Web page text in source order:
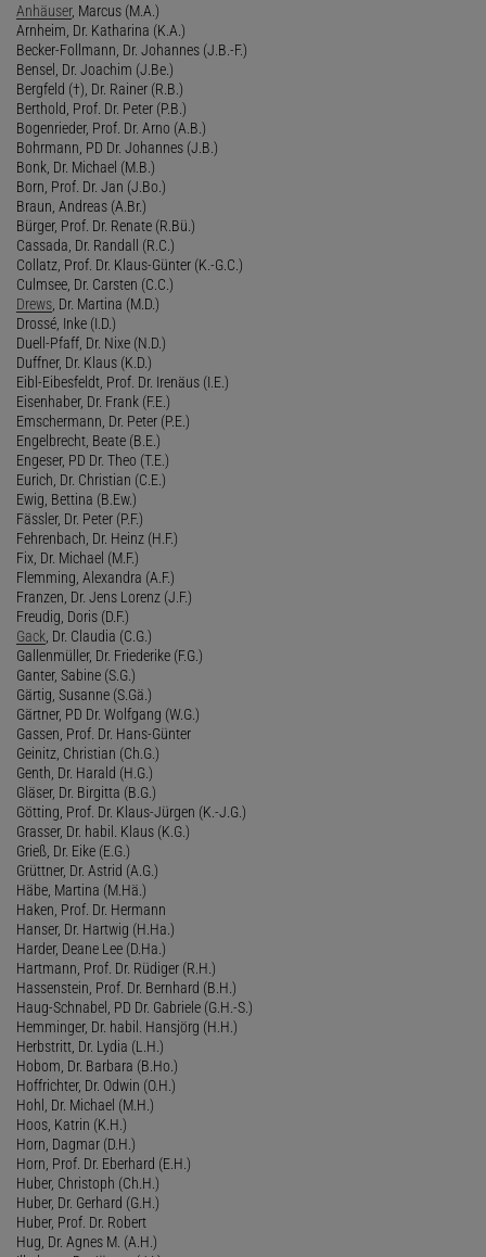
Anhäuser, Marcus (M.A.)
Arnheim, Dr. Katharina (K.A.)
Becker-Follmann, Dr. Johannes (J.B.-F.)
Bensel, Dr. Joachim (J.Be.)
Bergfeld (†), Dr. Rainer (R.B.)
Berthold, Prof. Dr. Peter (P.B.)
Bogenrieder, Prof. Dr. Arno (A.B.)
Bohrmann, PD Dr. Johannes (J.B.)
Bonk, Dr. Michael (M.B.)
Born, Prof. Dr. Jan (J.Bo.)
Braun, Andreas (A.Br.)
Bürger, Prof. Dr. Renate (R.Bü.)
Cassada, Dr. Randall (R.C.)
Collatz, Prof. Dr. Klaus-Günter (K.-G.C.)
Culmsee, Dr. Carsten (C.C.)
Drews , Dr. Martina (M.D.)
Drossé, Inke (I.D.)
Duell-Pfaff, Dr. Nixe (N.D.)
Duffner, Dr. Klaus (K.D.)
Eibl-Eibesfeldt, Prof. Dr. Irenäus (I.E.)
Eisenhaber, Dr. Frank (F.E.)
Emschermann, Dr. Peter (P.E.)
Engelbrecht, Beate (B.E.)
Engeser, PD Dr. Theo (T.E.)
Eurich, Dr. Christian (C.E.)
Ewig, Bettina (B.Ew.)
Fässler, Dr. Peter (P.F.)
Fehrenbach, Dr. Heinz (H.F.)
Fix, Dr. Michael (M.F.)
Flemming, Alexandra (A.F.)
Franzen, Dr. Jens Lorenz (J.F.)
Freudig, Doris (D.F.)
Gack , Dr. Claudia (C.G.)
Gallenmüller, Dr. Friederike (F.G.)
Ganter, Sabine (S.G.)
Gärtig, Susanne (S.Gä.)
Gärtner, PD Dr. Wolfgang (W.G.)
Gassen, Prof. Dr. Hans-Günter
Geinitz, Christian (Ch.G.)
Genth, Dr. Harald (H.G.)
Gläser, Dr. Birgitta (B.G.)
Götting, Prof. Dr. Klaus-Jürgen (K.-J.G.)
Grasser, Dr. habil. Klaus (K.G.)
Grieß, Dr. Eike (E.G.)
Grüttner, Dr. Astrid (A.G.)
Häbe, Martina (M.Hä.)
Haken, Prof. Dr. Hermann
Hanser, Dr. Hartwig (H.Ha.)
Harder, Deane Lee (D.Ha.)
Hartmann, Prof. Dr. Rüdiger (R.H.)
Hassenstein, Prof. Dr. Bernhard (B.H.)
Haug-Schnabel, PD Dr. Gabriele (G.H.-S.)
Hemminger, Dr. habil. Hansjörg (H.H.)
Herbstritt, Dr. Lydia (L.H.)
Hobom, Dr. Barbara (B.Ho.)
Hoffrichter, Dr. Odwin (O.H.)
Hohl, Dr. Michael (M.H.)
Hoos, Katrin (K.H.)
Horn, Dagmar (D.H.)
Horn, Prof. Dr. Eberhard (E.H.)
Huber, Christoph (Ch.H.)
Huber, Dr. Gerhard (G.H.)
Huber, Prof. Dr. Robert
Hug, Dr. Agnes M. (A.H.)